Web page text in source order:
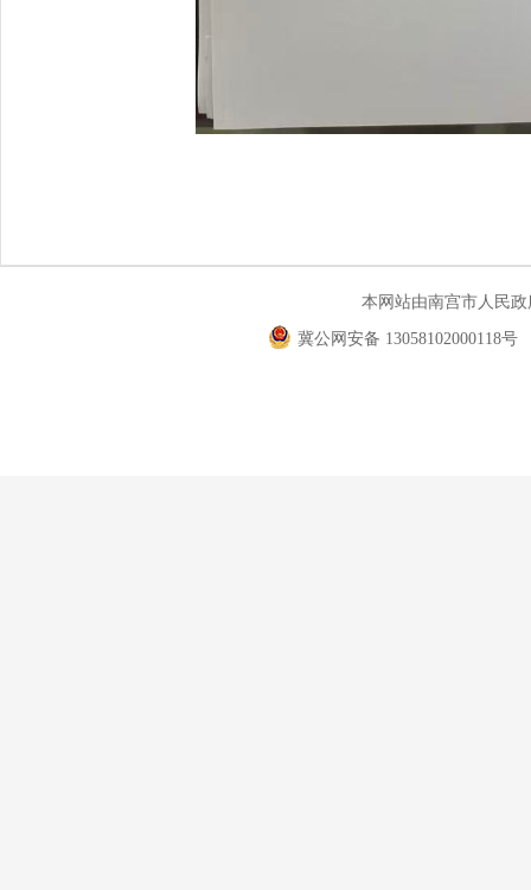
本网站由南宫市人民
冀公网安备 13058102000118号